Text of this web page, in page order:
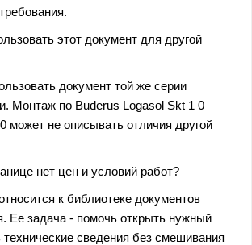
этот документ для другой
документ той же серии
Монтаж по Buderus Logasol Skt 1 0
может не описывать отличия другой
нет цен и условий работ?
к библиотеке документов
Ее задача - помочь открыть нужный
технические сведения без смешивания